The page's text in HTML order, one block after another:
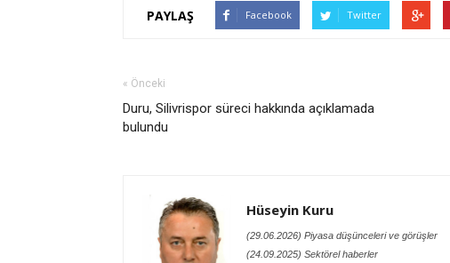
PAYLAŞ Facebook Twitter
« Önceki
Duru, Silivrispor süreci hakkında açıklamada
bulundu
Hüseyin Kuru
(29.06.2026) Piyasa düşünceleri ve görüşler
(24.09.2025) Sektörel haberler